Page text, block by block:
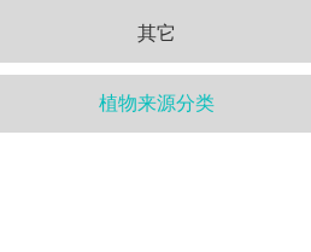
其它
植物来源分类